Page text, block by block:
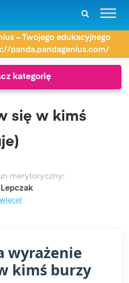
– Twojego edukacyjnego
panda.pandagenius.com/
frazeologicznych
(gotuje)
kategorię
się w kimś
merytoryczny:
Lepczak
wyrażenie
kimś burzy